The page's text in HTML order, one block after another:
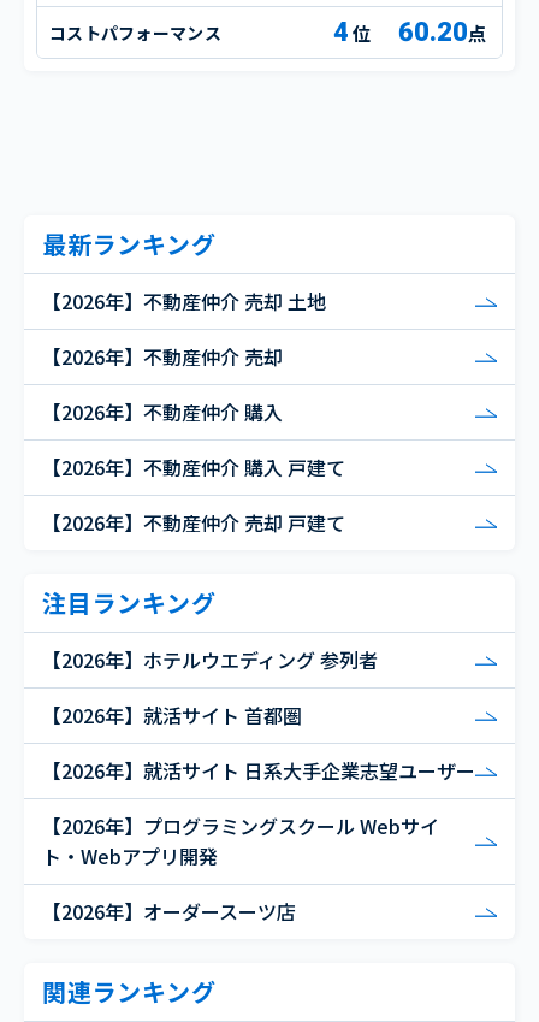
コストパフォーマンス 4 60.20点
最新ランキング
【2026年】不動産仲介 売却 土地
【2026年】不動産仲介 売却
【2026年】不動産仲介 購入
【2026年】不動産仲介 購入 戸建て
【2026年】不動産仲介 売却 戸建て
注目ランキング
【2026年】ホテルウエディング 参列者
【2026年】就活サイト 首都圏
【2026年】就活サイト 日系大手企業志望ユーザー
【2026年】プログラミングスクール Webサイ
ト・Webアプリ開発
【2026年】オーダースーツ店
関連ランキング